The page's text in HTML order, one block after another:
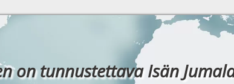
on tunnustettava Isän